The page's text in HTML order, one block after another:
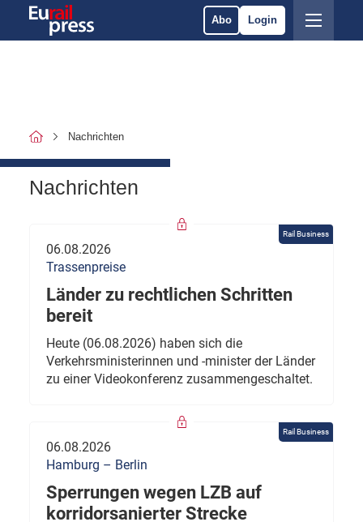
Abo Login
Nachrichten
Nachrichten
Rail Business
06.08.2026
Trassenpreise
Länder zu rechtlichen Schritten
bereit
Heute (06.08.2026) haben sich die
Verkehrsministerinnen und -minister der Länder
zu einer Videokonferenz zusammengeschaltet.
Rail Business
06.08.2026
Hamburg – Berlin
Sperrungen wegen LZB auf
korridorsanierter Strecke